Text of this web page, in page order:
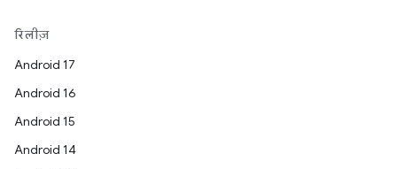
रिलीज़
Android 17
Android 16
Android 15
Android 14